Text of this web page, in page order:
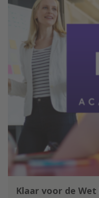
Klaar voor de